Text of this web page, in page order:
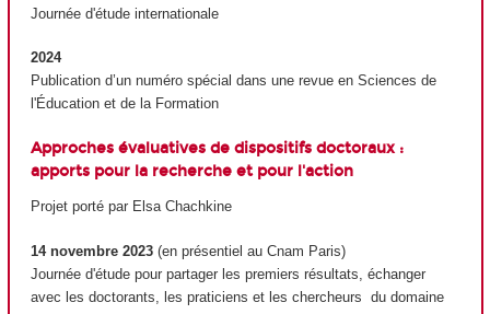
Journée d'étude internationale
2024
Publication d’un numéro spécial dans une revue en Sciences de
l'Éducation et de la Formation
Approches évaluatives de dispositifs doctoraux :
apports pour la recherche et pour l'action
Projet porté par Elsa Chachkine
14 novembre 2023 (en présentiel au Cnam Paris)
Journée d'étude pour partager les premiers résultats, échanger
avec les doctorants, les praticiens et les chercheurs du domaine